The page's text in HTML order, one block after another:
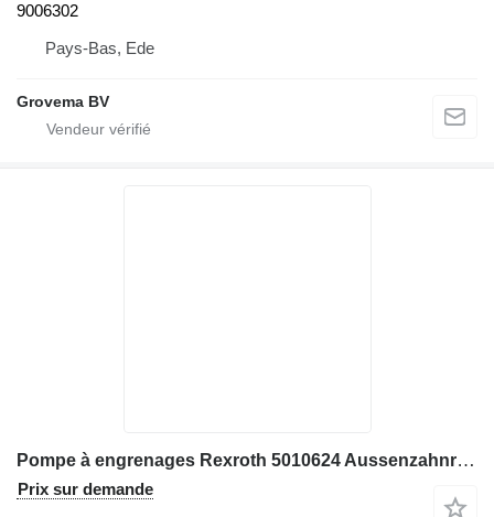
9006302
Pays-Bas, Ede
Grovema BV
Pompe à engrenages Rexroth 5010624 Aussenzahnradpumpe, Liebherr 914C, 924C, 934B, 954C pour excavateur Liebherr 914C, 924C
Prix sur demande